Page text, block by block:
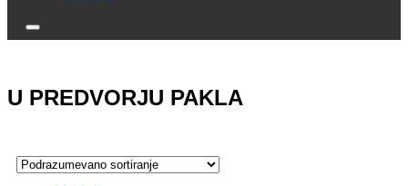
U PREDVORJU PAKLA